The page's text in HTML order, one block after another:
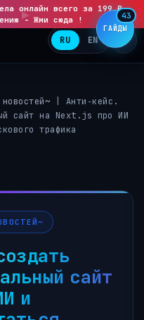
онлайн всего за 199 ₽
- Жми сюда !
▶
RU EN
Анти‑кейс.
сайт на Next.js про ИИ
трафика
сайт
и
ГАЙДЫ
43